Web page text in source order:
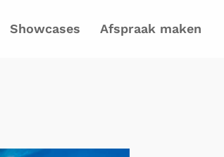
Showcases Afspraak maken